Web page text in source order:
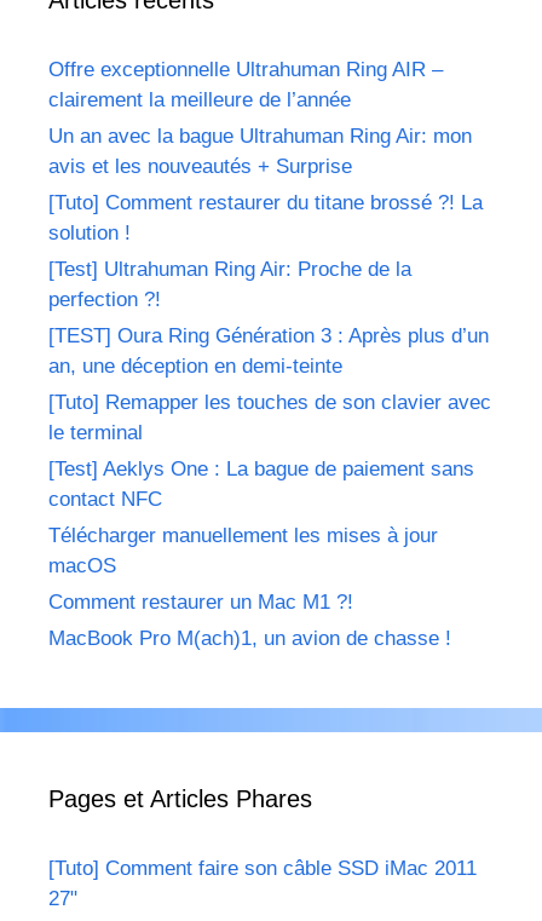
Offre exceptionnelle Ultrahuman Ring AIR –
clairement la meilleure de l’année
Un an avec la bague Ultrahuman Ring Air: mon
avis et les nouveautés + Surprise
[Tuto] Comment restaurer du titane brossé ?! La
solution !
[Test] Ultrahuman Ring Air: Proche de la
perfection ?!
[TEST] Oura Ring Génération 3 : Après plus d’un
an, une déception en demi-teinte
[Tuto] Remapper les touches de son clavier avec
le terminal
[Test] Aeklys One : La bague de paiement sans
contact NFC
Télécharger manuellement les mises à jour
macOS
Comment restaurer un Mac M1 ?!
MacBook Pro M(ach)1, un avion de chasse !
Pages et Articles Phares
[Tuto] Comment faire son câble SSD iMac 2011
27"